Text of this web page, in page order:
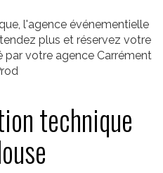
l'agence événementielle
plus et réservez votre
par votre agence Carrément
technique